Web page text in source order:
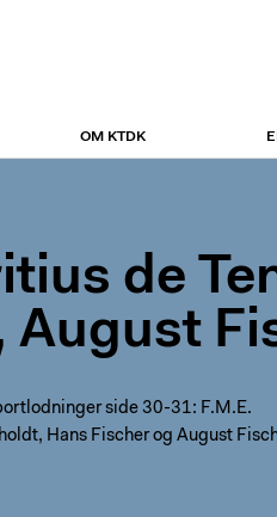
OM KTDK
de
August
side 30-31: F.M.E.
Hans Fischer og August